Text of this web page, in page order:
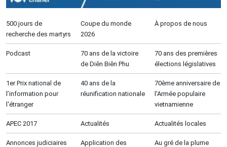
500 jours de
recherche des martyrs
Coupe du monde
2026
À propos de nous
Podcast
70 ans de la victoire
de Diên Biên Phu
70 ans des premières
élections législatives
1er Prix national de
l’information pour
l'étranger
40 ans de la
réunification nationale
70ème anniversaire de
l'Armée populaire
vietnamienne
APEC 2017 Actualités Actualités locales
Annonces judiciaires Application des Au gré de la plume